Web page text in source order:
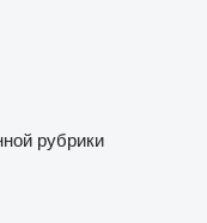
рубрики